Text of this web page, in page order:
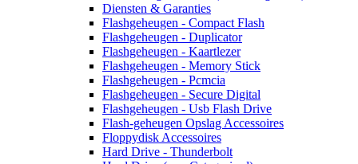
Diensten & Garanties
Flashgeheugen - Compact Flash
Flashgeheugen - Duplicator
Flashgeheugen - Kaartlezer
Flashgeheugen - Memory Stick
Flashgeheugen - Pcmcia
Flashgeheugen - Secure Digital
Flashgeheugen - Usb Flash Drive
Flash-geheugen Opslag Accessoires
Floppydisk Accessoires
Hard Drive - Thunderbolt